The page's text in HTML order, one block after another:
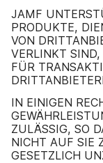
JAMF
PRODUKTE,
VON
VERLINKT
FÜR
IN EINIGEN
ZULÄSSIG, SO
NICHT AUF SIE
GESETZLICH